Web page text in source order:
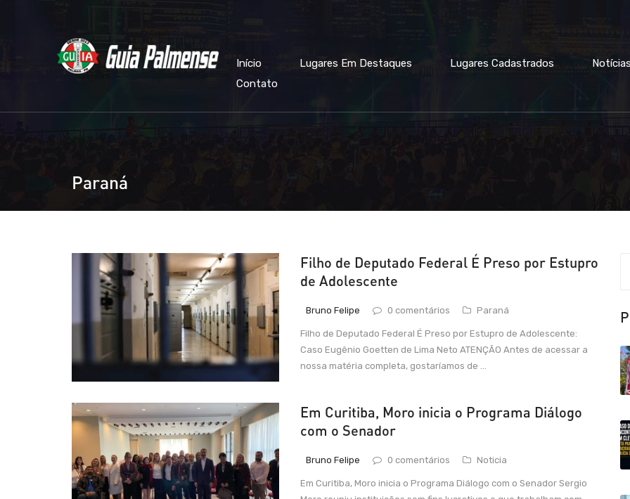
Início Lugares Em Destaques Lugares Cadastrados Notícias
Contato
Paraná
Filho de Deputado Federal É Preso por Estupro
de Adolescente
Bruno Felipe 0 comentários Paraná
Filho de Deputado Federal É Preso por Estupro de Adolescente:
Caso Eugênio Goetten de Lima Neto ATENÇÃO Antes de acessar a
nossa matéria completa, gostaríamos de ...
Em Curitiba, Moro inicia o Programa Diálogo
com o Senador
Bruno Felipe 0 comentários Noticia
Em Curitiba, Moro inicia o Programa Diálogo com o Senador Sergio